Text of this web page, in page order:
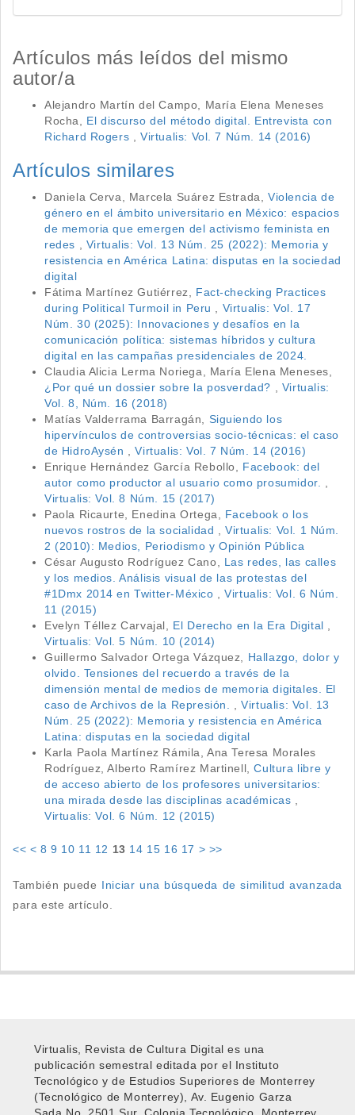
Artículos más leídos del mismo
autor/a
Alejandro Martín del Campo, María Elena Meneses
Rocha, El discurso del método digital. Entrevista con
Richard Rogers
,Virtualis: Vol. 7 Núm. 14 (2016)
Artículos similares
Daniela Cerva, Marcela Suárez Estrada,Violencia de
género en el ámbito universitario en México: espacios
de memoria que emergen del activismo feminista en
redes
Virtualis: Vol. 13 Núm. 25 (2022): Memoria y
resistencia en América Latina: disputas en la sociedad
digital
Fátima Martínez Gutiérrez, Fact-checking Practices
during Political Turmoil in Peru
Virtualis: Vol. 17
Núm. 30 (2025): Innovaciones y desafíos en la
comunicación política: sistemas híbridos y cultura
digital en las campañas presidenciales de 2024.
Claudia Alicia Lerma Noriega, María Elena Meneses,
¿Por qué un dossier sobre la posverdad?
Virtualis:
Vol. 8, Núm. 16 (2018)
Matías Valderrama Barragán, Siguiendo los
hipervínculos de controversias socio-técnicas: el caso
de HidroAysén
,Virtualis: Vol. 7 Núm. 14 (2016)
Enrique Hernández García Rebollo, Facebook: del
autor como productor al usuario como prosumidor.
Virtualis: Vol. 8 Núm. 15 (2017)
Paola Ricaurte, Enedina Ortega, Facebook o los
nuevos rostros de la socialidad
,Virtualis: Vol. 1 Núm.
2 (2010): Medios, Periodismo y Opinión Pública
César Augusto Rodríguez Cano, Las redes, las calles
y los medios. Análisis visual de las protestas del
#1Dmx 2014 en Twitter-México
,Virtualis: Vol. 6 Núm.
11 (2015)
Evelyn Téllez Carvajal, El Derecho en la Era Digital
Virtualis: Vol. 5 Núm. 10 (2014)
Guillermo Salvador Ortega Vázquez, Hallazgo, dolor y
olvido. Tensiones del recuerdo a través de la
dimensión mental de medios de memoria digitales. El
caso de Archivos de la Represión.
,Virtualis: Vol. 13
Núm. 25 (2022): Memoria y resistencia en América
Latina: disputas en la sociedad digital
Karla Paola Martínez Rámila, Ana Teresa Morales
Rodríguez, Alberto Ramírez Martinell,Cultura libre y
de acceso abierto de los profesores universitarios:
una mirada desde las disciplinas académicas
Virtualis: Vol. 6 Núm. 12 (2015)
<< < 8 9 10 11 12 13 14 15 16 17 > >>
También puede Iniciar una búsqueda de similitud avanzada
para este artículo.
Virtualis, Revista de Cultura Digital es una
publicación semestral editada por el Instituto
Tecnológico y de Estudios Superiores de Monterrey
(Tecnológico de Monterrey), Av. Eugenio Garza